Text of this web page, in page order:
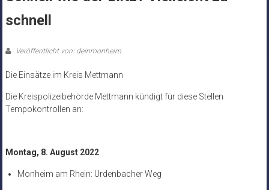
schnell
Veröffentlicht von: deinmonheim
Die Einsätze im Kreis Mettmann
Die Kreispolizeibehörde Mettmann kündigt für diese Stellen
Tempokontrollen an:
Montag, 8. August 2022
Monheim am Rhein: Urdenbacher Weg